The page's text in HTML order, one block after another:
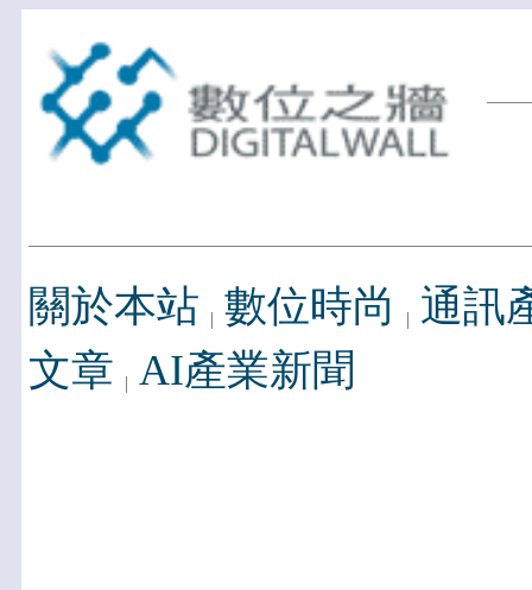
關於本站 數位時尚
通訊
文章 AI產業新聞